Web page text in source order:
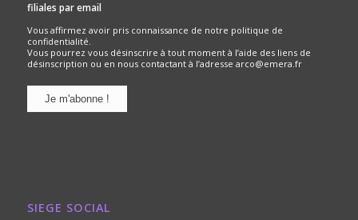
filiales par email
Vous affirmez avoir pris connaissance de notre politique de
confidentialité.
Vous pourrez vous désinscrire à tout moment à l’aide des liens de
désinscription ou en nous contactant à l’adresse arco@emera.fr
SIEGE SOCIAL